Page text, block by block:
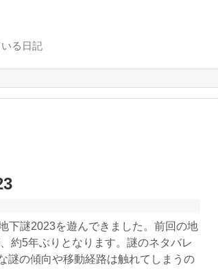
る日記
下謎2023を遊んできました。前回の地
約5年ぶりとなります。謎のネタバレ
謎の傾向や移動経路は触れてしまうの